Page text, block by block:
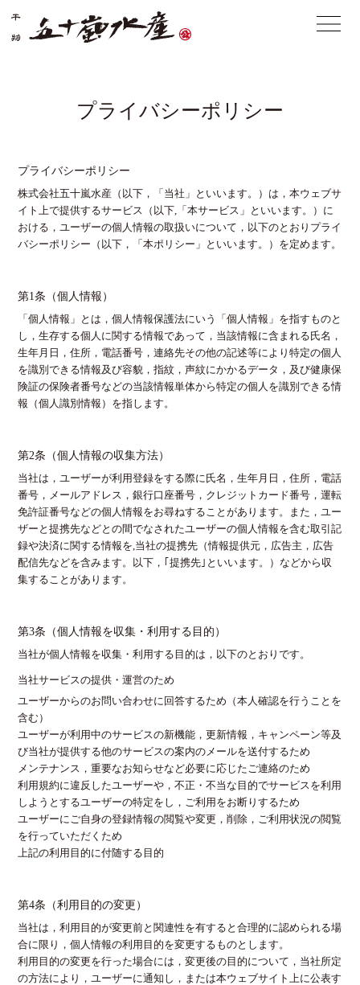
プライバシーポリシー
プライバシーポリシー
株式会社五十嵐水産（以下，「当社」といいます。）は，本ウェブサ
イト上で提供するサービス（以下,「本サービス」といいます。）に
おける，ユーザーの個人情報の取扱いについて，以下のとおりプライ
バシーポリシー（以下，「本ポリシー」といいます。）を定めます。
第1条（個人情報）
「個人情報」とは，個人情報保護法にいう「個人情報」を指すものと
し，生存する個人に関する情報であって，当該情報に含まれる氏名，
生年月日，住所，電話番号，連絡先その他の記述等により特定の個人
を識別できる情報及び容貌，指紋，声紋にかかるデータ，及び健康保
険証の保険者番号などの当該情報単体から特定の個人を識別できる情
報（個人識別情報）を指します。
第2条（個人情報の収集方法）
当社は，ユーザーが利用登録をする際に氏名，生年月日，住所，電話
番号，メールアドレス，銀行口座番号，クレジットカード番号，運転
免許証番号などの個人情報をお尋ねすることがあります。また，ユー
ザーと提携先などとの間でなされたユーザーの個人情報を含む取引記
録や決済に関する情報を,当社の提携先（情報提供元，広告主，広告
配信先などを含みます。以下，｢提携先｣といいます。）などから収
集することがあります。
第3条（個人情報を収集・利用する目的）
当社が個人情報を収集・利用する目的は，以下のとおりです。
当社サービスの提供・運営のため
ユーザーからのお問い合わせに回答するため（本人確認を行うことを
含む）
ユーザーが利用中のサービスの新機能，更新情報，キャンペーン等及
び当社が提供する他のサービスの案内のメールを送付するため
メンテナンス，重要なお知らせなど必要に応じたご連絡のため
利用規約に違反したユーザーや，不正・不当な目的でサービスを利用
しようとするユーザーの特定をし，ご利用をお断りするため
ユーザーにご自身の登録情報の閲覧や変更，削除，ご利用状況の閲覧
を行っていただくため
上記の利用目的に付随する目的
第4条（利用目的の変更）
当社は，利用目的が変更前と関連性を有すると合理的に認められる場
合に限り，個人情報の利用目的を変更するものとします。
利用目的の変更を行った場合には，変更後の目的について，当社所定
の方法により，ユーザーに通知し，または本ウェブサイト上に公表す